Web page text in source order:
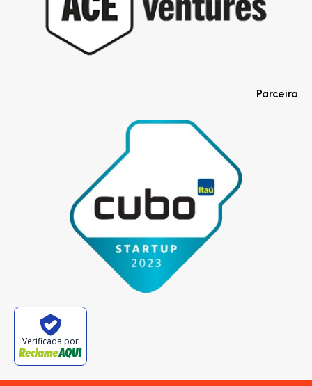
Parceira
Verificada por